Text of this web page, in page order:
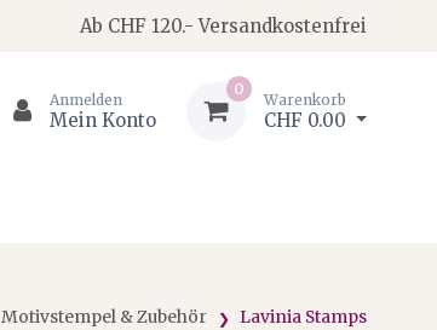
Ab CHF 120.- Versandkostenfrei
Anmelden
Mein Konto
0
Warenkorb
CHF 0.00
Motivstempel & Zubehör Lavinia Stamps